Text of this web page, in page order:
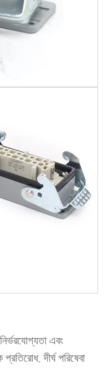
এবং
দীর্ঘ পরিষেবা